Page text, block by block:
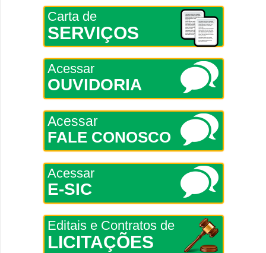
Carta de
SERVIÇOS
Acessar
OUVIDORIA
Acessar
FALE CONOSCO
Acessar
E-SIC
Editais e Contratos de
LICITAÇÕES